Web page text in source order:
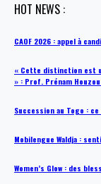
HOT NEWS :
CAOF 2026 : appel à
« Cette distinction est
» : Prof. Prénam
Succession au Togo :
Mobilengue Waldja :
Women’s Glow : des